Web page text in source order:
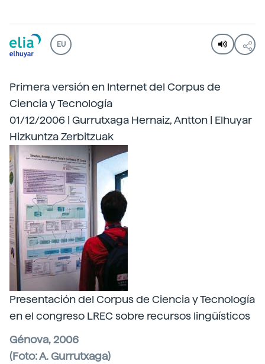
EU
Primera versión en Internet del Corpus de
Ciencia y Tecnología
01/12/2006 | Gurrutxaga Hernaiz, Antton | Elhuyar
Hizkuntza Zerbitzuak
Presentación del Corpus de Ciencia y Tecnología
en el congreso LREC sobre recursos lingüísticos
Génova, 2006
(Foto: A. Gurrutxaga)